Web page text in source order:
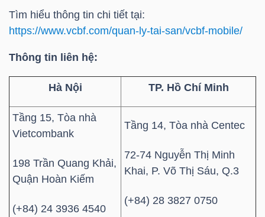
Tìm hiểu thông tin chi tiết tại:
https://www.vcbf.com/quan-ly-tai-san/vcbf-mobile/
Thông tin liên hệ:
Hà Nội TP. Hồ Chí Minh
Tầng 15, Tòa nhà
Vietcombank
198 Trần Quang Khải,
Quận Hoàn Kiếm
(+84) 24 3936 4540
Tầng 14, Tòa nhà Centec
72-74 Nguyễn Thị Minh
Khai, P. Võ Thị Sáu, Q.3
(+84) 28 3827 0750
NGHIỆP
THIẾT